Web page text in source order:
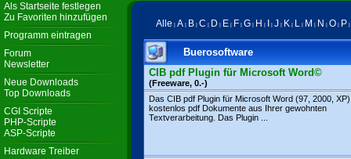
Als Startseite festlegen
Zu Favoriten hinzufügen
Programm eintragen
Forum
Newsletter
Neue Downloads
Top Downloads
CGI Scripte
PHP-Scripte
ASP-Scripte
Hardware Treiber
Alle A B C D E F G H J K L M N O P
Buerosoftware
CIB pdf Plugin für Microsoft Word©
(Freeware, 0.-)
Das CIB pdf Plugin für Microsoft Word (97, 2000,
kostenlos pdf Dokumente aus Ihrer gewohnten
Textverarbeitung. Das Plugin ...